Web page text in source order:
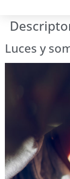
Luces y